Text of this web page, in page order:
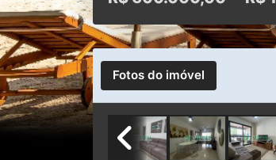
Fotos do imóvel